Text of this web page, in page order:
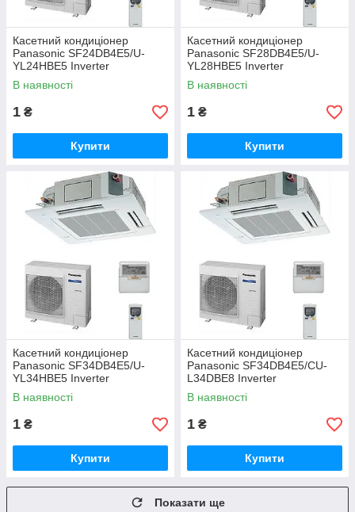
Касетний кондиціонер
Panasonic SF24DB4E5/U-
YL24HBE5 Inverter
В наявності
1 ₴
Купити
Касетний кондиціонер
Panasonic SF28DB4E5/U-
YL28HBE5 Inverter
В наявності
1 ₴
Купити
Касетний кондиціонер
Panasonic SF34DB4E5/U-
YL34HBE5 Inverter
В наявності
1 ₴
Купити
Касетний кондиціонер
Panasonic SF34DB4E5/СU-
L34DBE8 Inverter
В наявності
1 ₴
Купити
Показати ще